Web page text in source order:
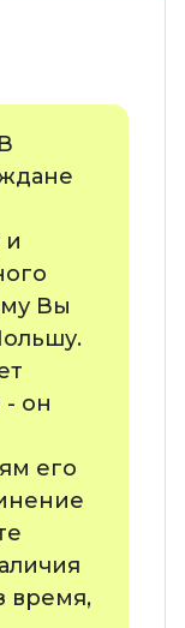
и
Вы
- он
его
время,